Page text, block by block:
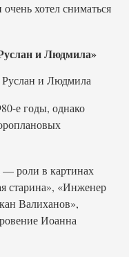
хотел сниматься
и Людмила»
е годы, однако
— роли в картинах
старина», «Инженер
Валиханов»,
Иоанна